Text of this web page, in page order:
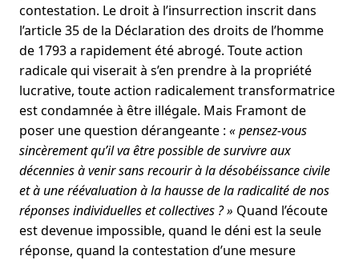
contestation. Le droit à l’insurrection inscrit dans
l’article 35 de la Déclaration des droits de l’homme
de 1793 a rapidement été abrogé. Toute action
radicale qui viserait à s’en prendre à la propriété
lucrative, toute action radicalement transformatrice
est condamnée à être illégale. Mais Framont de
poser une question dérangeante : « pensez-vous
sincèrement qu’il va être possible de survivre aux
décennies à venir sans recourir à la désobéissance civile
et à une réévaluation à la hausse de la radicalité de nos
réponses individuelles et collectives ? » Quand l’écoute
est devenue impossible, quand le déni est la seule
réponse, quand la contestation d’une mesure